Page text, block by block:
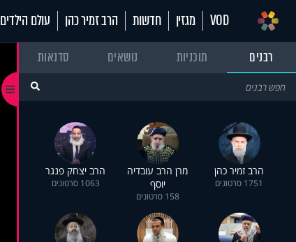
VOD מגזין חדשות הרב זמיר כהן עולם הילדים
רבנים
תוכניות נושאים סדנאות
הרב זמיר כהן
1751 סרטונים
מרן הרב עובדיה
יוסף
158 סרטונים
הרב יצחק פנגר
1063 סרטונים